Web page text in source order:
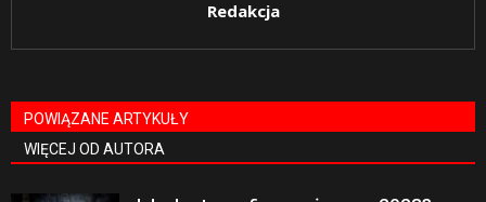
Redakcja
POWIĄZANE ARTYKUŁY
WIĘCEJ OD AUTORA